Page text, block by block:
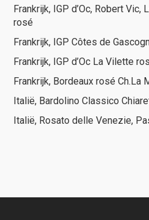
Frankrijk, IGP d’Oc, Robert Vic,
rosé
Frankrijk, IGP Côtes de
Frankrijk, IGP d’Oc La Vilette
Frankrijk, Bordeaux rosé Ch.La
Italië, Bardolino Classico
Italië, Rosato delle Venezie,